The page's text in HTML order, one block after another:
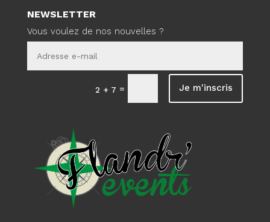
NEWSLETTER
Vous voulez de nos nouvelles ?
2 + 7 = Je m'inscris